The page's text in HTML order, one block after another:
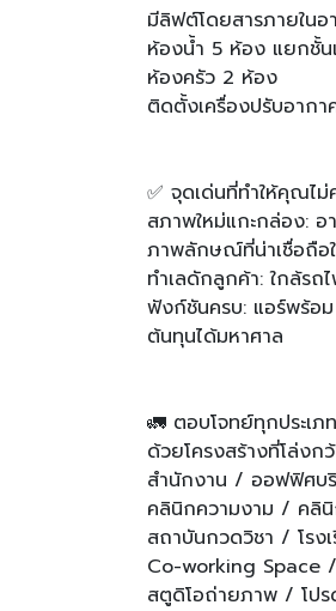
มีลิฟต์โดยสารภายใน
ห้องน้ำ 5 ห้อง แยกชั้น
ห้องครัว 2 ห้อง
ติดตั้งเครื่องปรับอากา
✅ จุดเด่นที่ทำให้คุณไ
สภาพใหม่แกะกล่อง: อ
ภาพลักษณ์ที่น่าเชื่อถื
ทำเลดักลูกค้า: ใกล้ร
ฟังก์ชันครบ: แอร์พร้อม
ต้นทุนได้มหาศาล
🚛 ตอบโจทย์ทุกประเ
ด้วยโครงสร้างที่โล่งก
สำนักงาน / ออฟฟิศบ
คลินิกความงาม / คลิ
สถาบันกวดวิชา / โรง
Co-working Space
สตูดิโอถ่ายภาพ / โป